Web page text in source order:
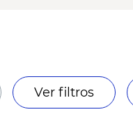
Ver filtros